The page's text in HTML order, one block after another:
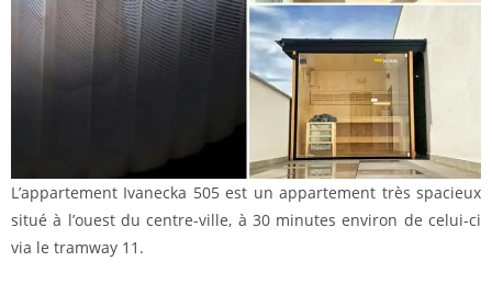
L’appartement Ivanecka 505 est un appartement très spacieux
situé à l’ouest du centre-ville, à 30 minutes environ de celui-ci
via le tramway 11.